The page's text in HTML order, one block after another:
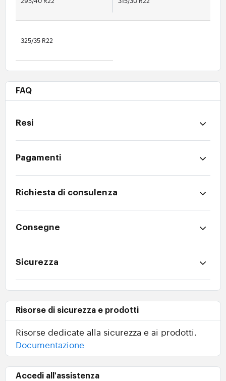
325/35 R22
FAQ
Resi
Pagamenti
Richiesta di consulenza
Consegne
Sicurezza
Risorse di sicurezza e prodotti
Risorse dedicate alla sicurezza e ai prodotti.
Documentazione
Accedi all'assistenza